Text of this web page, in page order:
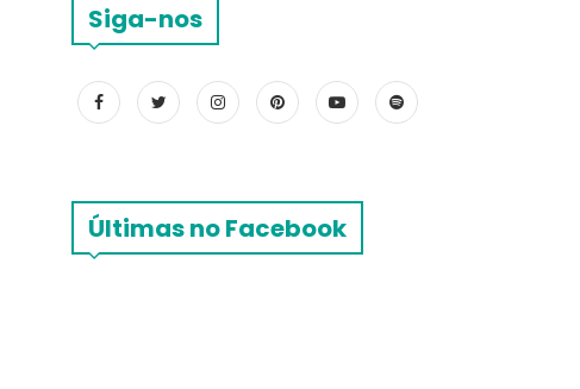
Siga-nos
Últimas no Facebook